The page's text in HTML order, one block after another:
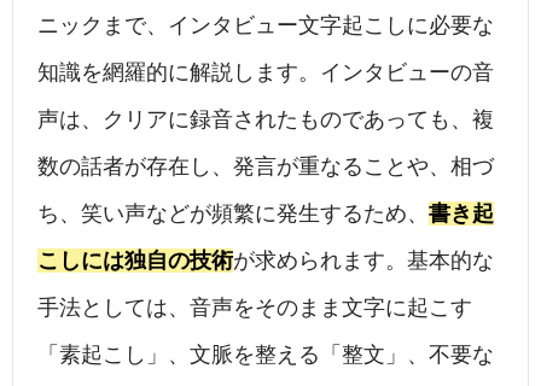
ニックまで、インタビュー文字起こしに必要な
知識を網羅的に解説します。インタビューの音
声は、クリアに録音されたものであっても、複
数の話者が存在し、発言が重なることや、相づ
ち、笑い声などが頻繁に発生するため、 書き起
こしには独自の技術が求められます。基本的な
手法としては、音声をそのまま文字に起こす
「素起こし」、文脈を整える「整文」、不要な